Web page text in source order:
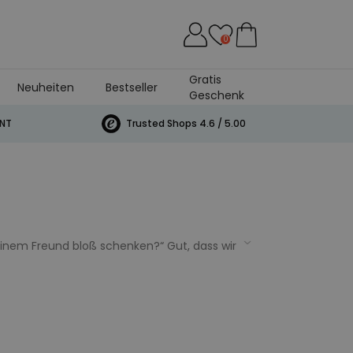
0
Neuheiten Bestseller
Gratis
Geschenk
Trusted Shops 4.6 / 5.00
Freund bloß schenken?“ Gut, dass wir
Freund gesammelt. Er wird sich über